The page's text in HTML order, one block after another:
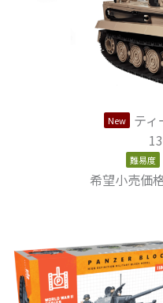
テ
New
難易度
希望小売価